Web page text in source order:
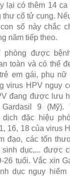
lại có thêm 14
cổ tử cung.
số này chắc
năm tiếp theo.
phòng được
toàn và có thể
em gái, phụ nữ
virus HPV nguy
đang được lưu
9 (Mỹ).
dịch đặc hiệu
16, 18 của virus
đạo, các tổn
sinh dục,... được
tuổi. Vắc xin
dục nguy